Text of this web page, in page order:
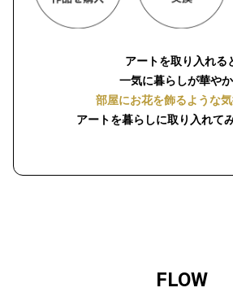
アートを取り入れる
一気に暮らしが華や
部屋にお花を飾るような
アートを暮らしに取り入れて
FLOW